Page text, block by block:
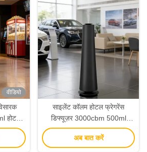
वीडियो
होटल
साइलेंट कॉलम होटल फ्रेगरेंस
डिफ्यूज़र 3000cbm 500ml
कमर्शियल एसेंशियल ऑयल डिफ्यूज़र
अब बात करें